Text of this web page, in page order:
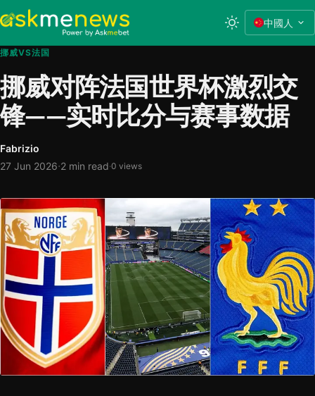
中國人
挪威VS法国
挪威对阵法国世界杯激烈交
锋——实时比分与赛事数据
Fabrizio
27 Jun 2026·2 min read·0 views